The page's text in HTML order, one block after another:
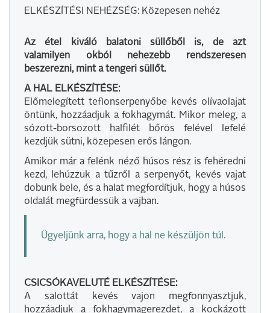
ELKÉSZÍTÉSI NEHÉZSÉG: Közepesen nehéz
Az étel kiváló balatoni süllőből is, de azt
valamilyen okból nehezebb rendszeresen
beszerezni, mint a tengeri süllőt.
A HAL ELKÉSZÍTÉSE:
Előmelegített teflonserpenyőbe kevés olívaolajat
öntünk, hozzáadjuk a fokhagymát. Mikor meleg, a
sózott-borsozott halfilét bőrös felével lefelé
kezdjük sütni, közepesen erős lángon.
Amikor már a felénk néző húsos rész is fehéredni
kezd, lehúzzuk a tűzről a serpenyőt, kevés vajat
dobunk bele, és a halat megfordítjuk, hogy a húsos
oldalát megfürdessük a vajban.
Ügyeljünk arra, hogy a hal ne készüljön túl.
CSICSÓKAVELUTÉ ELKÉSZÍTÉSE:
A salottát kevés vajon megfonnyasztjuk,
hozzáadjuk a fokhagymagerezdet, a kockázott